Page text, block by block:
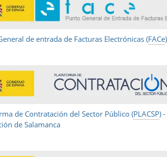
de entrada de Facturas Electrónicas (FACe
de Contratación del Sector Público (PLACSP)
de Salamanca